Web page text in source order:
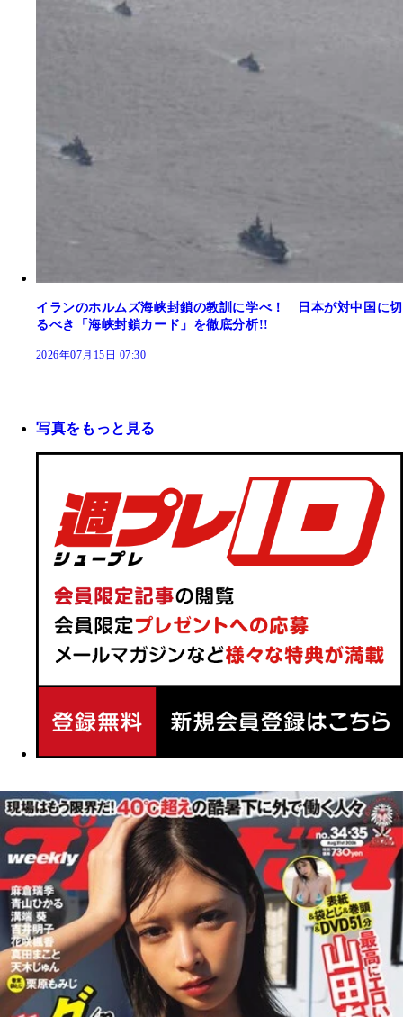
イランのホルムズ海峡封鎖の教訓に学べ！ 日本が対中国に切
るべき「海峡封鎖カード」を徹底分析!!
2026年07月15日 07:30
写真をもっと見る